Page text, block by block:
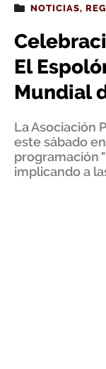
NOTICIAS,
El
Mundial
La Asociación
este sábado
programación
implicando a